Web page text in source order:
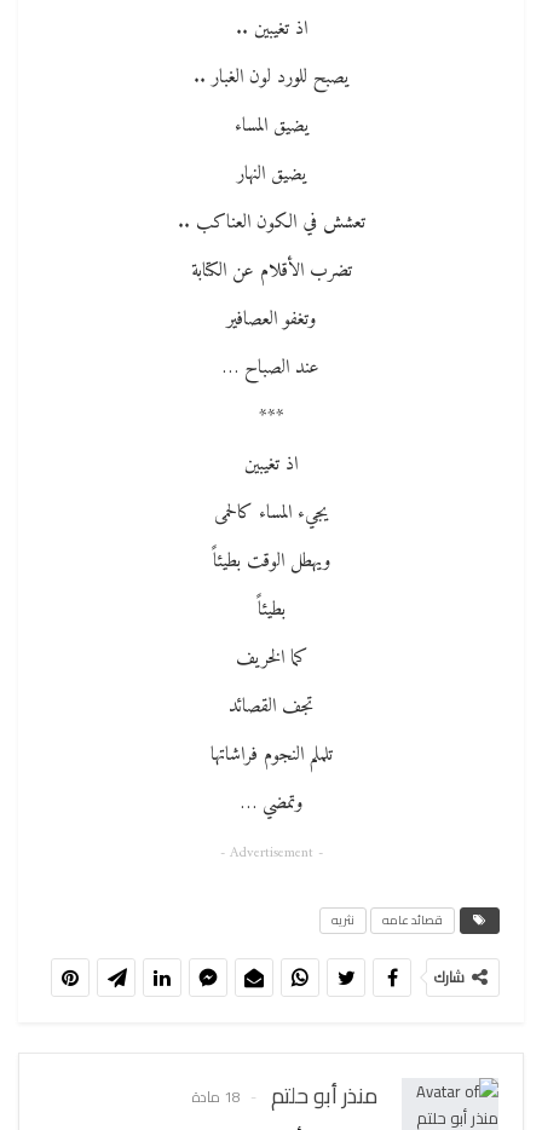
اذ تغيبين ..
يصبح للورد لون الغبار ..
يضيق المساء
يضيق النهار
تعشش في الكون العناكب ..
تضرب الأقلام عن الكتابة
وتغفو العصافير
عند الصباح …
***
اذ تغيبين
يجيء المساء كالحمى
ويهطل الوقت بطيئاً
بطيئاً
كما الخريف
تجف القصائد
تلملم النجوم فراشاتها
وتمضي …
- Advertisement -
قصائد عامه نثريه
شارك
منذر أبو حلتم 18 مادة